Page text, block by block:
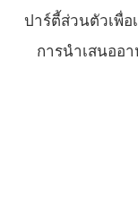
ปาร์ตี้ส่วนตัวเพื่อ
การนำเสนออ